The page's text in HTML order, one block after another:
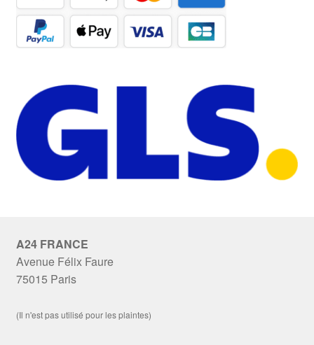
A24 FRANCE
Avenue Félix Faure
75015 Paris
(Il n'est pas utilisé pour les plaintes)